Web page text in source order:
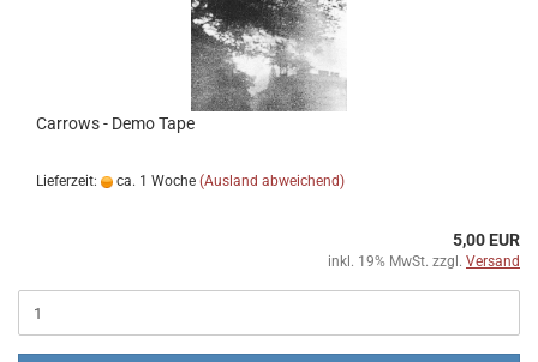
Carrows - Demo Tape
Lieferzeit: ca. 1 Woche (Ausland abweichend)
5,00 EUR
inkl. 19% MwSt. zzgl. Versand